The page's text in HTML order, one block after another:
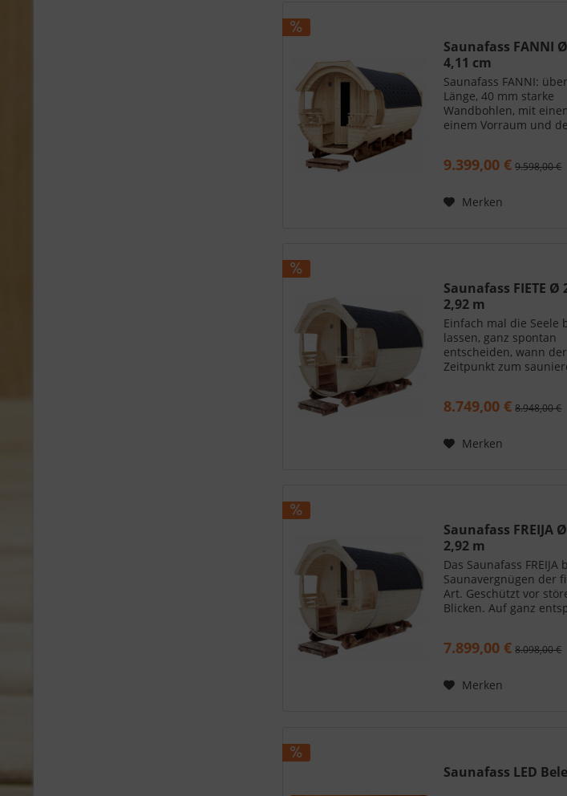
Saunafass FANNI
4,11 cm
Saunafass FANNI:
Länge, 40 mm starke
Wandbohlen, mit
einem Vorraum und
Sie Zeit und Lust
Saunafass im...
9.399,00 € 9.598,00 €
Merken
Saunafass FIETE Ø
2,92 m
Einfach mal die Seele
lassen, ganz spontan
entscheiden, wann
Zeitpunkt zum
eigenen Garten - mit
8.749,00 € 8.948,00 €
Merken
Saunafass FREIJA
2,92 m
Das Saunafass FREIJA
Saunavergnügen der
Art. Geschützt vor
Blicken. Auf ganz
eigenen Garten - wann
eigenen...
7.899,00 € 8.098,00 €
Merken
Saunafass LED